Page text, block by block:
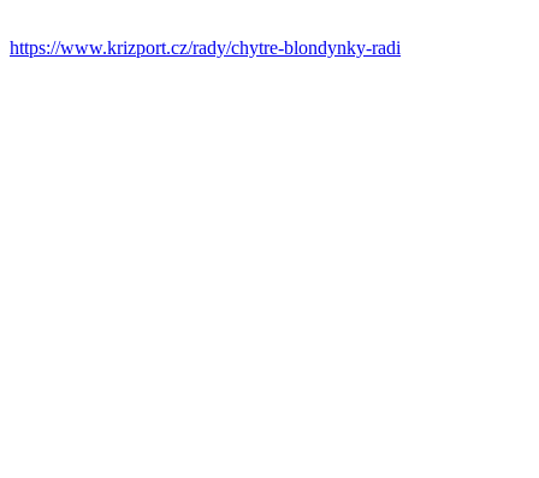
https://www.krizport.cz/rady/chytre-blondynky-radi